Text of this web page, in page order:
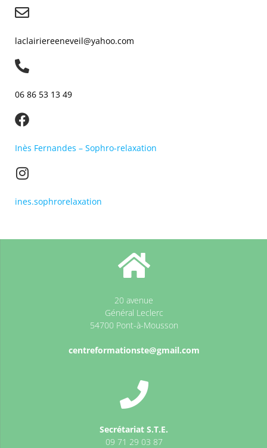
laclairiereeneveil@yahoo.com
06 86 53 13 49
Inès Fernandes – Sophro-relaxation
ines.sophrorelaxation
20 avenue
Général Leclerc
54700 Pont-à-Mousson
centreformationste@gmail.com
Secrétariat S.T.E.
09 71 29 03 87